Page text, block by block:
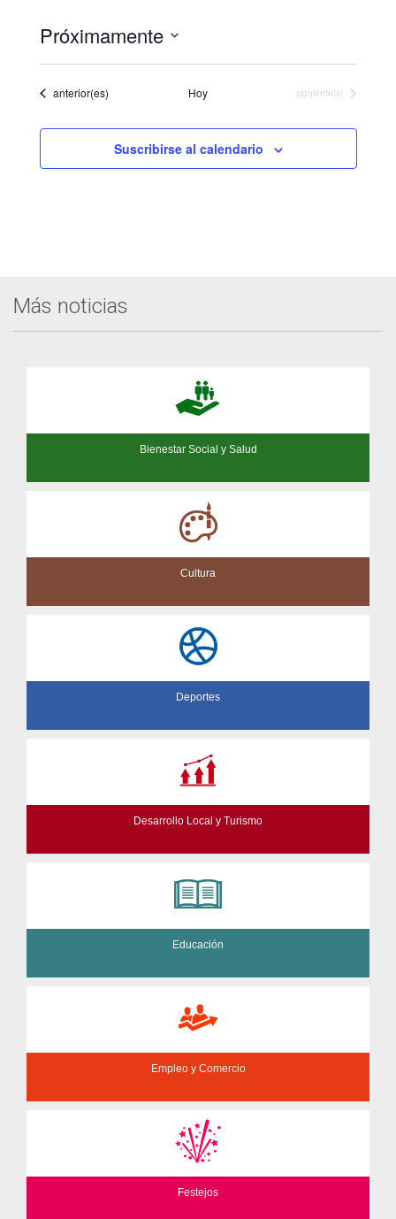
Próximamente
Eventos
anterior(es) Hoy Eventos
siguiente(s)
Suscribirse al calendario
Más noticias
Bienestar Social y Salud
Cultura
Deportes
Desarrollo Local y Turismo
Educación
Empleo y Comercio
Festejos